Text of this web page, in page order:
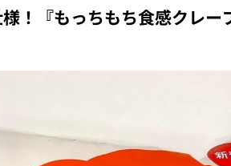
！『もっちもち食感クレ